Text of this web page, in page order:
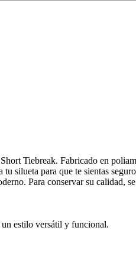
Tiebreak. Fabricado en
silueta para que te sientas
Para conservar su calidad,
un estilo versátil y funcional.